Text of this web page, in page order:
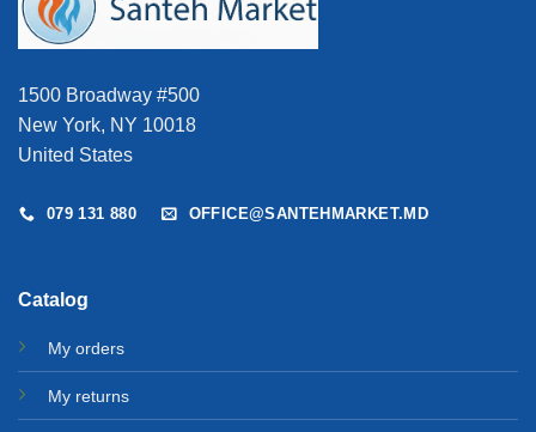
1500 Broadway #500
New York, NY 10018
United States
079 131 880 OFFICE@SANTEHMARKET.MD
Catalog
My orders
My returns